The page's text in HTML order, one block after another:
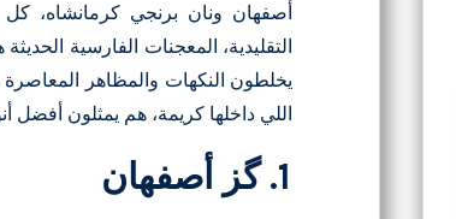
أصفهان ونان برنجي كرمانشاه،
التقليدية، المعجنات الفارسية
يخلطون النكهات والمظاهر المعاصرة
اللي داخلها كريمة، هم يمثلون أفضل
1. گز أصفهان